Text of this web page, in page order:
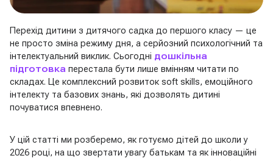
Перехід дитини з дитячого садка до першого класу — це
не просто зміна режиму дня, а серйозний психологічний та
інтелектуальний виклик. Сьогодні дошкільна
підготовка перестала бути лише вмінням читати по
складах. Це комплексний розвиток soft skills, емоційного
інтелекту та базових знань, які дозволять дитині
почуватися впевнено.
У цій статті ми розберемо, як готуємо дітей до школи у
2026 році, на що звертати увагу батькам та як інноваційні